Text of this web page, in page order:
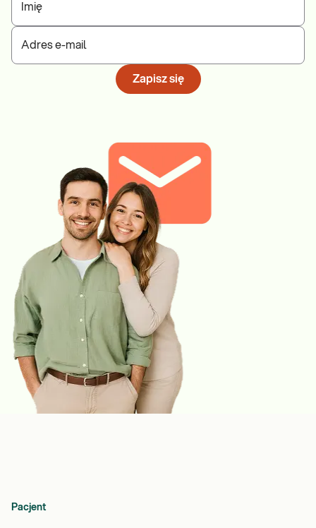
Imię
Adres e-mail
Zapisz się
Pacjent